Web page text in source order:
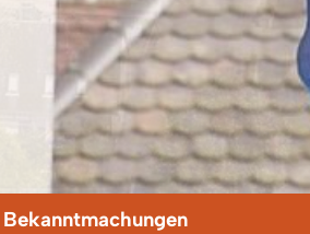
Bekanntmachungen